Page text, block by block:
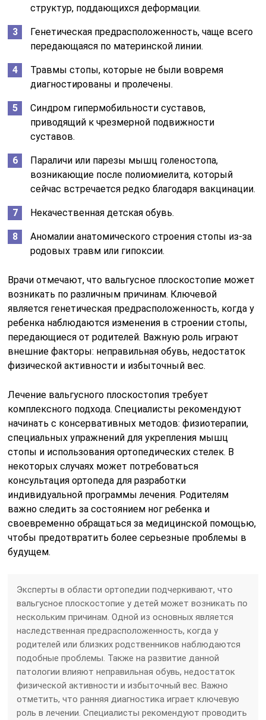
структур, поддающихся деформации.
Генетическая предрасположенность, чаще всего
передающаяся по материнской линии.
Травмы стопы, которые не были вовремя
диагностированы и пролечены.
Синдром гипермобильности суставов,
приводящий к чрезмерной подвижности
суставов.
Параличи или парезы мышц голеностопа,
возникающие после полиомиелита, который
сейчас встречается редко благодаря вакцинации.
Некачественная детская обувь.
Аномалии анатомического строения стопы из-за
родовых травм или гипоксии.
Врачи отмечают, что вальгусное плоскостопие может
возникать по различным причинам. Ключевой
является генетическая предрасположенность, когда у
ребенка наблюдаются изменения в строении стопы,
передающиеся от родителей. Важную роль играют
внешние факторы: неправильная обувь, недостаток
физической активности и избыточный вес.
Лечение вальгусного плоскостопия требует
комплексного подхода. Специалисты рекомендуют
начинать с консервативных методов: физиотерапии,
специальных упражнений для укрепления мышц
стопы и использования ортопедических стелек. В
некоторых случаях может потребоваться
консультация ортопеда для разработки
индивидуальной программы лечения. Родителям
важно следить за состоянием ног ребенка и
своевременно обращаться за медицинской помощью,
чтобы предотвратить более серьезные проблемы в
будущем.
Эксперты в области ортопедии подчеркивают, что
вальгусное плоскостопие у детей может возникать по
нескольким причинам. Одной из основных является
наследственная предрасположенность, когда у
родителей или близких родственников наблюдаются
подобные проблемы. Также на развитие данной
патологии влияют неправильная обувь, недостаток
физической активности и избыточный вес. Важно
отметить, что ранняя диагностика играет ключевую
роль в лечении. Специалисты рекомендуют проводить